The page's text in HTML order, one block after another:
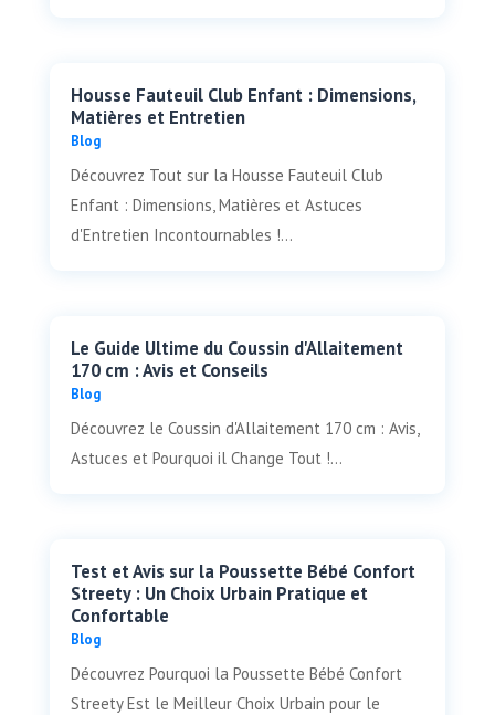
Housse Fauteuil Club Enfant : Dimensions,
Matières et Entretien
Blog
Découvrez Tout sur la Housse Fauteuil Club
Enfant : Dimensions, Matières et Astuces
d'Entretien Incontournables !...
Le Guide Ultime du Coussin d'Allaitement
170 cm : Avis et Conseils
Blog
Découvrez le Coussin d'Allaitement 170 cm : Avis,
Astuces et Pourquoi il Change Tout !...
Test et Avis sur la Poussette Bébé Confort
Streety : Un Choix Urbain Pratique et
Confortable
Blog
Découvrez Pourquoi la Poussette Bébé Confort
Streety Est le Meilleur Choix Urbain pour le